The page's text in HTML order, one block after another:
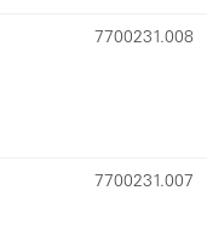
7700231.008
7700231.007